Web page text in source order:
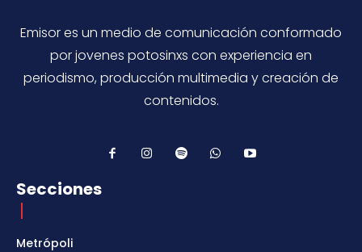
Emisor es un medio de comunicación conformado
por jovenes potosinxs con experiencia en
periodismo, producción multimedia y creación de
contenidos.
Secciones
Metrópoli